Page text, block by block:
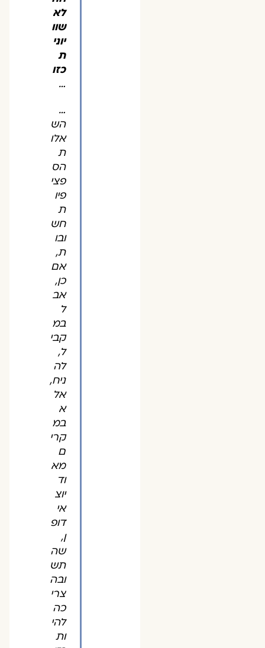
לא
שוו
יוני
ת
כזו
…
…
הש
אלו
ת
הס
פצי
פיו
ת
חש
ובו
ת,
אם
כן,
אב
ל
במ
קבי
ל,
לה
ניח,
אל
א
במ
קרי
ם
מא
וד
יוצ
אי
דופ
שה
תש
ובה
צרי
כה
להי
ות